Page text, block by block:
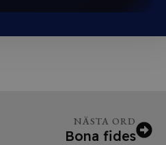
NÄSTA ORD
Bona fides